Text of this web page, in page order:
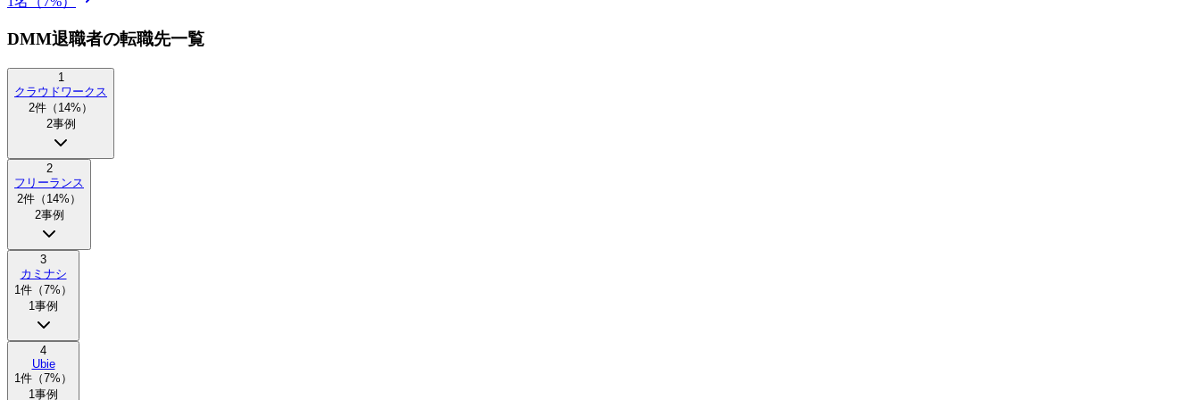
DMM退職者の転職先一覧
1
クラウドワークス
2件（ 14%）
2事例
2
フリーランス
2件（ 14%）
2事例
3
カミナシ
1件（7%）
1事例
4
Ubie
1件（7%）
1事例